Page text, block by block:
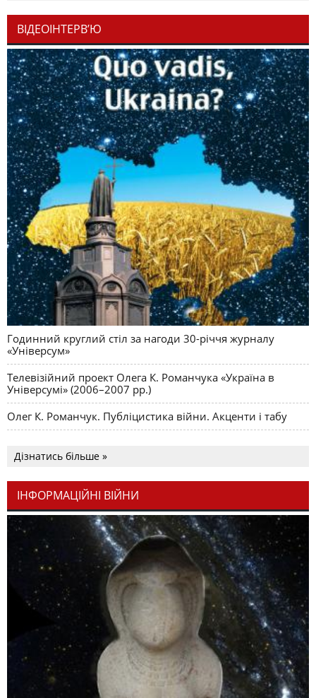
ВІДЕОІНТЕРВ’Ю
Годинний круглий стіл за нагоди 30-річчя журналу
«Універсум»
Телевізійний проект Олега К. Романчука «Україна в
Універсумі» (2006–2007 рр.)
Олег К. Романчук. Публіцистика війни. Акценти і табу
Дізнатись більше »
ІНФОРМАЦІЙНІ ВІЙНИ